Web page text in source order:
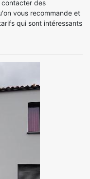
contacter des
vous recommande et
qui sont intéressants